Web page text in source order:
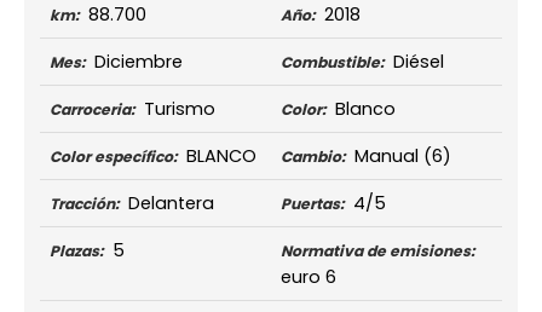
km: 88.700 Año: 2018
Mes: Diciembre Combustible: Diésel
Carroceria: Turismo Color: Blanco
Color específico: BLANCO Cambio: Manual (6)
Tracción: Delantera Puertas: 4/5
Plazas: 5 Normativa de emisiones:
euro 6